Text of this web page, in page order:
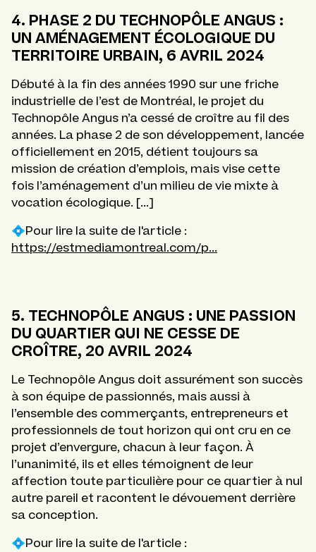
4. PHASE 2 DU TECHNOPÔLE ANGUS :
UN AMÉNAGEMENT ÉCOLOGIQUE DU
TERRITOIRE URBAIN, 6 AVRIL 2024
Débuté à la fin des années 1990 sur une friche
industrielle de l’est de Montréal, le projet du
Technopôle Angus n’a cessé de croître au fil des
années. La phase 2 de son développement, lancée
officiellement en 2015, détient toujours sa
mission de création d’emplois, mais vise cette
fois l’aménagement d’un milieu de vie mixte à
vocation écologique. [...]
💠Pour lire la suite de l'article :
https://estmediamontreal.com/p...
5. TECHNOPÔLE ANGUS : UNE PASSION
DU QUARTIER QUI NE CESSE DE
CROÎTRE, 20 AVRIL 2024
Le Technopôle Angus doit assurément son succès
à son équipe de passionnés, mais aussi à
l’ensemble des commerçants, entrepreneurs et
professionnels de tout horizon qui ont cru en ce
projet d’envergure, chacun à leur façon. À
l’unanimité, ils et elles témoignent de leur
affection toute particulière pour ce quartier à nul
autre pareil et racontent le dévouement derrière
sa conception.
💠Pour lire la suite de l'article :